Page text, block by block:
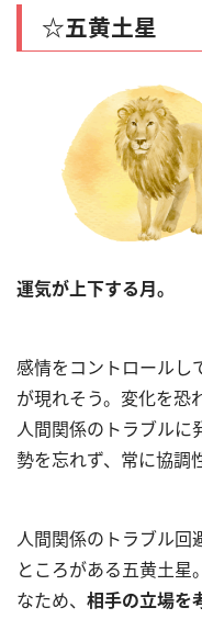
☆五黄土星
運気が上下する月。
感情をコントロールし
が現れそう。変化を恐
人間関係のトラブルに
勢を忘れず、常に協調
人間関係のトラブル回
ところがある五黄土星
なため、 相手の立場を